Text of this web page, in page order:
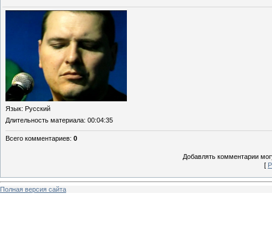
Язык: Русский
Длительность материала: 00:04:35
Всего комментариев: 0
Добавлять комментарии
[
Полная версия сайта